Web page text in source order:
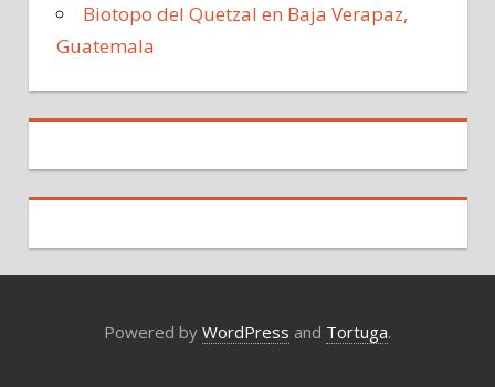
Biotopo del Quetzal en Baja Verapaz,
Guatemala
Powered by WordPress and Tortuga.